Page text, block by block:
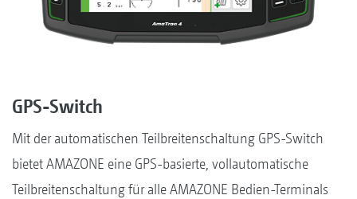
GPS-Switch
Mit der automatischen Teilbreitenschaltung GPS-Switch
bietet AMAZONE eine GPS-basierte, vollautomatische
Teilbreitenschaltung für alle AMAZONE Bedien-Terminals